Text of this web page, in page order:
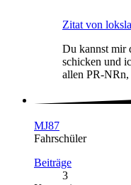
Zitat von
Du kannst mir
schicken und
allen PR-NRn,
MJ87
Fahrschüler
Beiträge
3